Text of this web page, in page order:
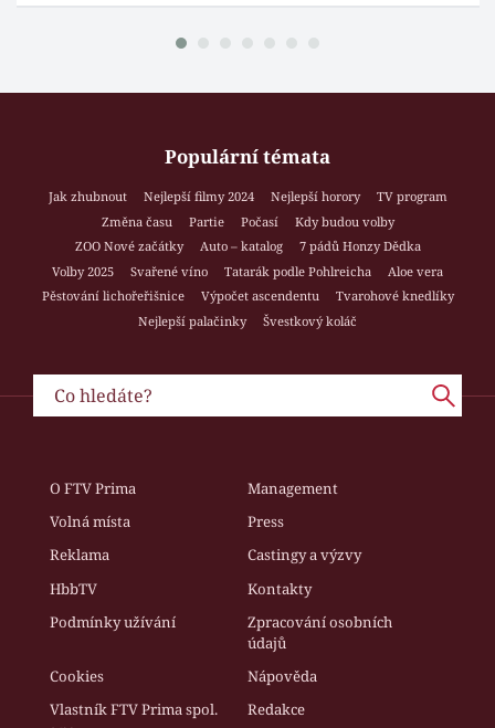
Populární témata
Jak zhubnout Nejlepší filmy 2024 Nejlepší horory
TV program
Změna času
Partie Počasí
Kdy budou volby
ZOO Nové začátky
Auto – katalog
7 pádů Honzy Dědka
Volby 2025
Svařené víno Tatarák podle Pohlreicha
Aloe vera
Pěstování lichořeřišnice
Výpočet ascendentu
Tvarohové knedlíky
Nejlepší palačinky
Švestkový koláč
O FTV Prima
Management
Volná místa
Press
Reklama
Castingy a výzvy
HbbTV
Kontakty
Podmínky užívání
Zpracování osobních
údajů
Cookies
Nápověda
Vlastník FTV Prima spol.
Redakce